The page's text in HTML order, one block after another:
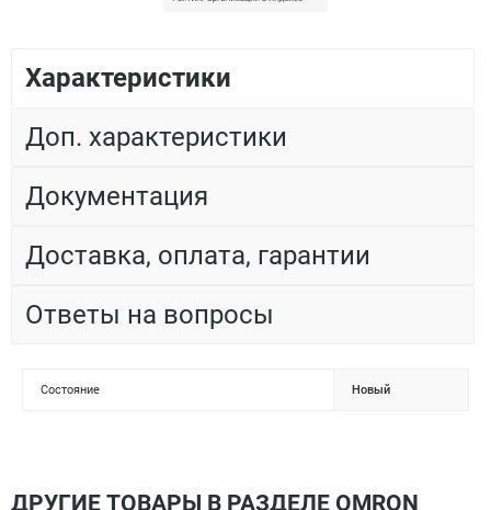
Характеристики
Доп. характеристики
Документация
Доставка, оплата, гарантии
Ответы на вопросы
Состояние Новый
ДРУГИЕ ТОВАРЫ В РАЗДЕЛЕ OMRON